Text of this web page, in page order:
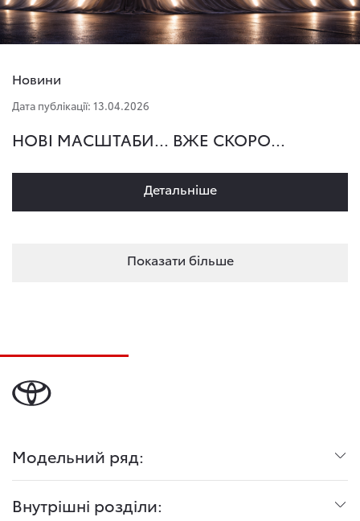
Новини
Дата публікації: 13.04.2026
НОВІ МАСШТАБИ... ВЖЕ СКОРО...
Детальнiше
Показати більше
Модельний ряд:
Внутрішні розділи: